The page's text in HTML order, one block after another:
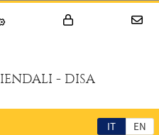
- DISA
IT EN